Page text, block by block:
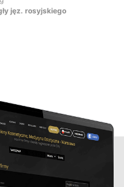
jęz. rosyjskiego